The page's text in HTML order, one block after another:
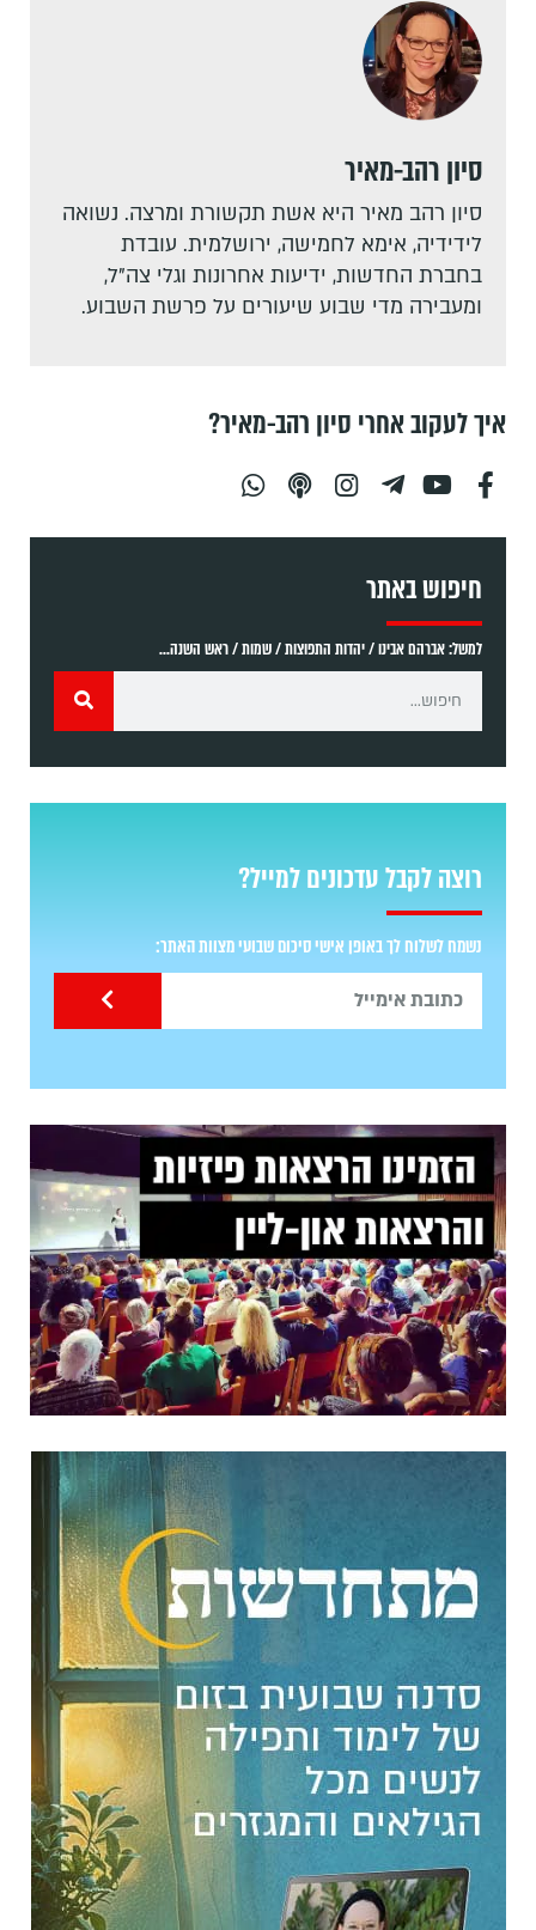
סיון רהב-מאיר
סיון רהב מאיר היא אשת תקשורת ומרצה. נשואה
לידידיה, אימא לחמישה, ירושלמית. עובדת
בחברת החדשות, ידיעות אחרונות וגלי צה"ל,
ומעבירה מדי שבוע שיעורים על פרשת השבוע.
איך לעקוב אחרי סיון רהב-מאיר?
חיפוש באתר
למשל: אברהם אבינו / יהדות התפוצות / שמות / ראש השנה...
רוצה לקבל עדכונים למייל?
נשמח לשלוח לך באופן אישי סיכום שבועי מצוות האתר: